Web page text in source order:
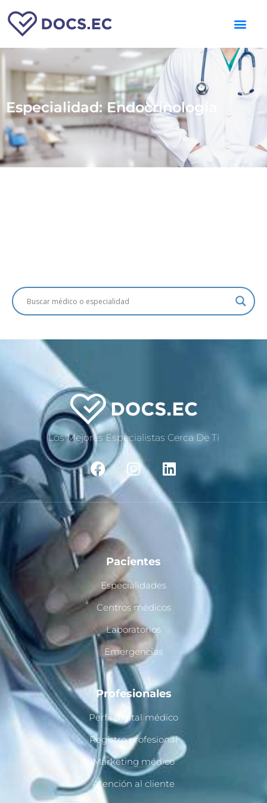
Especialidad: Endocrinología
Los Mejores Especialistas Cerca De Ti
Pacientes
Especialidades
Centros médicos
Laboratorios
Emergencias
Profesionales
Perfil digital médico
Registro profesional
Marketing médico
Atención al cliente